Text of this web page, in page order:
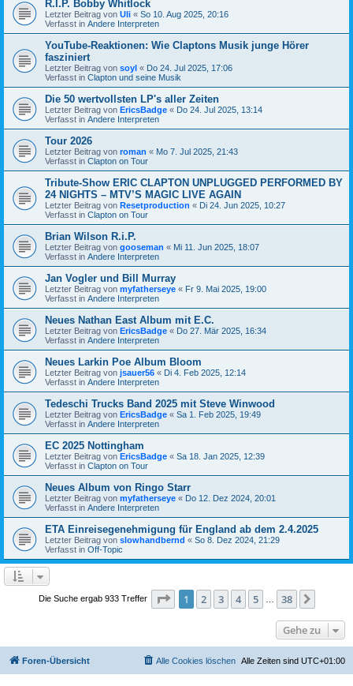
R.I.P. Bobby Whitlock
Letzter Beitrag von Uli « So 10. Aug 2025, 20:16
Verfasst in Andere Interpreten
YouTube-Reaktionen: Wie Claptons Musik junge Hörer
fasziniert
Letzter Beitrag von soyl « Do 24. Jul 2025, 17:06
Verfasst in Clapton und seine Musik
Die 50 wertvollsten LP's aller Zeiten
Letzter Beitrag von EricsBadge « Do 24. Jul 2025, 13:14
Verfasst in Andere Interpreten
Tour 2026
Letzter Beitrag von roman « Mo 7. Jul 2025, 21:43
Verfasst in Clapton on Tour
Tribute-Show ERIC CLAPTON UNPLUGGED PERFORMED BY
24 NIGHTS – MTV’S MAGIC LIVE AGAIN
Letzter Beitrag von Resetproduction « Di 24. Jun 2025, 10:27
Verfasst in Clapton on Tour
Brian Wilson R.i.P.
Letzter Beitrag von gooseman « Mi 11. Jun 2025, 18:07
Verfasst in Andere Interpreten
Jan Vogler und Bill Murray
Letzter Beitrag von myfatherseye « Fr 9. Mai 2025, 19:00
Verfasst in Andere Interpreten
Neues Nathan East Album mit E.C.
Letzter Beitrag von EricsBadge « Do 27. Mär 2025, 16:34
Verfasst in Andere Interpreten
Neues Larkin Poe Album Bloom
Letzter Beitrag von jsauer56 « Di 4. Feb 2025, 12:14
Verfasst in Andere Interpreten
Tedeschi Trucks Band 2025 mit Steve Winwood
Letzter Beitrag von EricsBadge « Sa 1. Feb 2025, 19:49
Verfasst in Andere Interpreten
EC 2025 Nottingham
Letzter Beitrag von EricsBadge « Sa 18. Jan 2025, 12:39
Verfasst in Clapton on Tour
Neues Album von Ringo Starr
Letzter Beitrag von myfatherseye « Do 12. Dez 2024, 20:01
Verfasst in Andere Interpreten
ETA Einreisegenehmigung für England ab dem 2.4.2025
Letzter Beitrag von slowhandbernd « So 8. Dez 2024, 21:29
Verfasst in Off-Topic
Die Suche ergab 933 Treffer Seite 1von 38
1 2 3 4 5 38
Gehe zu
Foren-Übersicht Alle Zeiten sind UTC+01:00
Alle Cookies löschen